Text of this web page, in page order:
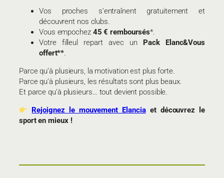
Vos proches s’entraînent gratuitement et
découvrent nos clubs.
Vous empochez 45 € remboursés*.
Votre filleul repart avec un Pack Elanc&Vous
offert**.
Parce qu’à plusieurs, la motivation est plus forte.
Parce qu’à plusieurs, les résultats sont plus beaux.
Et parce qu’à plusieurs… tout devient possible.
Rejoignez le mouvement Elanciaet découvrez le
sport en mieux !